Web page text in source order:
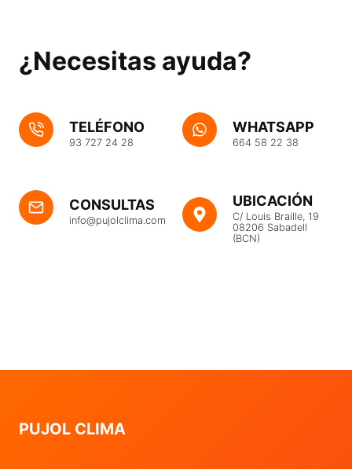
¿Necesitas ayuda?
TELÉFONO
93 727 24 28
WHATSAPP
664 58 22 38
CONSULTAS
info@pujolclima.com
UBICACIÓN
C/ Louis Braille, 19
08206 Sabadell
(BCN)
PUJOL CLIMA